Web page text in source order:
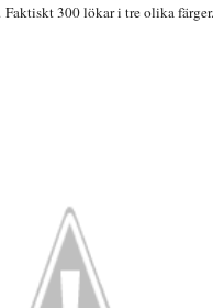
300 lökar i tre olika färger.